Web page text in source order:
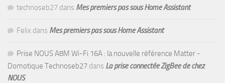
technoseb27 dans Mes premiers pas sous Home Assistant
Felix dans Mes premiers pas sous Home Assistant
Prise NOUS A8M Wi-Fi 16A : la nouvelle référence Matter -
Domotique Technoseb27 dans La prise connectée ZigBee de chez
NOUS